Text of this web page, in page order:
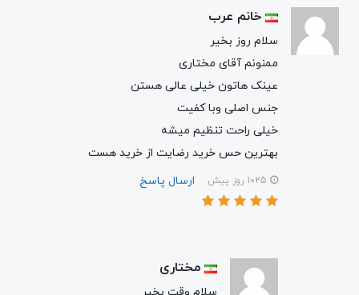
خانم عرب
سلام روز بخیر
ممنونم آقای مختاری
عینک هاتون خیلی عالی هستن
جنس اصلی وبا کفیت
خیلی راحت تنظیم میشه
بهترین حس خرید رضایت از خرید هست
ارسال پاسخ
مختاری